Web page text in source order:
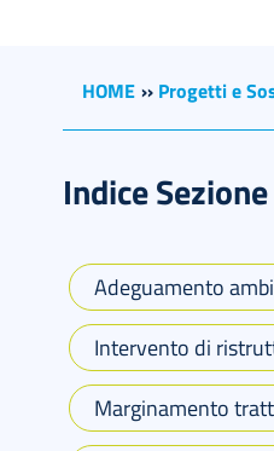
HOME ›› Progetti e
Indice Sezione
Adeguamento
Intervento di
Marginamento